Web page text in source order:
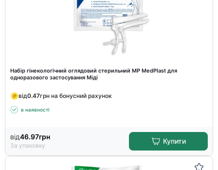
Набір гінекологічний оглядовий стерильний MP MedPlast для
одноразового застосування Міді
від0.47грн на бонусний рахунок
в наявності
від46.97грн
За упаковку
Купити